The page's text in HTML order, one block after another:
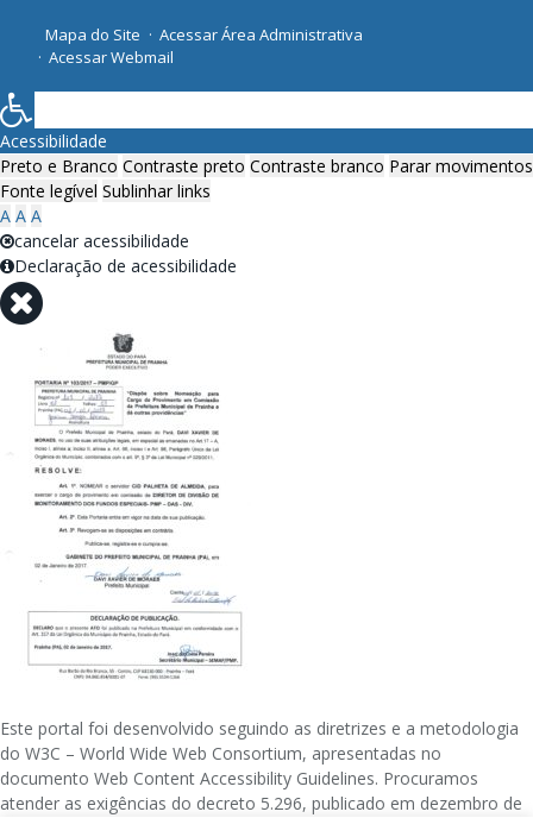
Mapa do Site
Acessar Área Administrativa
Acessar Webmail
Acessibilidade
Preto e Branco Contraste preto Contraste branco Parar movimentos
Fonte legível Sublinhar links
A A A
cancelar acessibilidade
Declaração de acessibilidade
Este portal foi desenvolvido seguindo as diretrizes e a metodologia
do W3C – World Wide Web Consortium, apresentadas no
documento Web Content Accessibility Guidelines. Procuramos
atender as exigências do decreto 5.296, publicado em dezembro de